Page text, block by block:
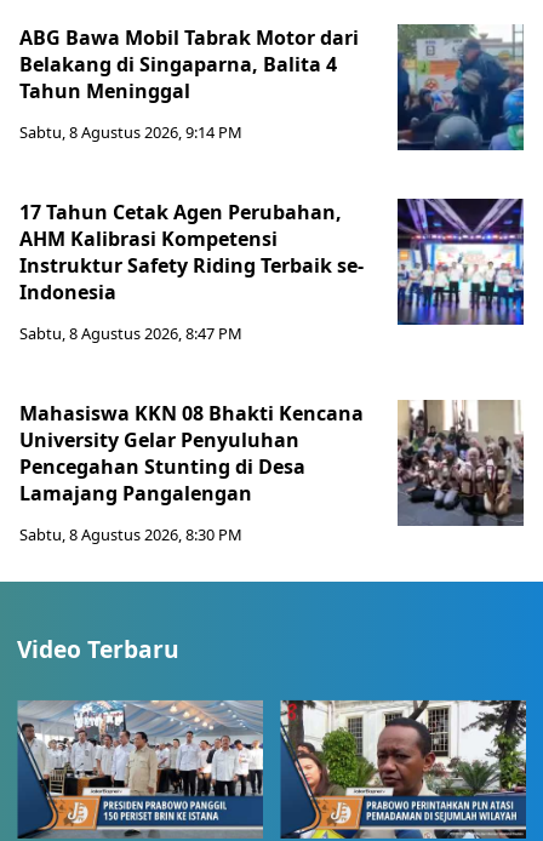
ABG Bawa Mobil Tabrak Motor dari
Belakang di Singaparna, Balita 4
Tahun Meninggal
Sabtu, 8 Agustus 2026, 9:14 PM
17 Tahun Cetak Agen Perubahan,
AHM Kalibrasi Kompetensi
Instruktur Safety Riding Terbaik se-
Indonesia
Sabtu, 8 Agustus 2026, 8:47 PM
Mahasiswa KKN 08 Bhakti Kencana
University Gelar Penyuluhan
Pencegahan Stunting di Desa
Lamajang Pangalengan
Sabtu, 8 Agustus 2026, 8:30 PM
Video Terbaru